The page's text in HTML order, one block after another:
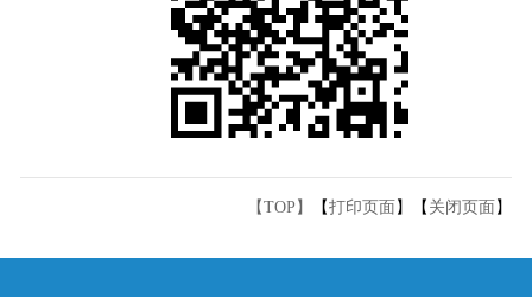
【TOP】 【打印页面 】【 关闭页面 】